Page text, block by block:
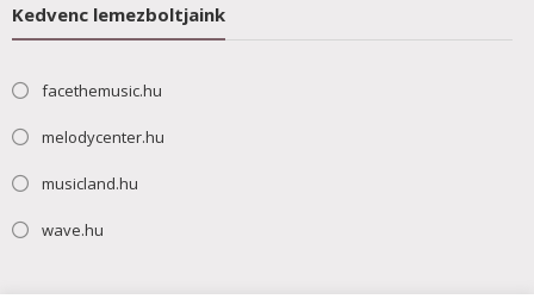
Kedvenc lemezboltjaink
facethemusic.hu
melodycenter.hu
musicland.hu
wave.hu